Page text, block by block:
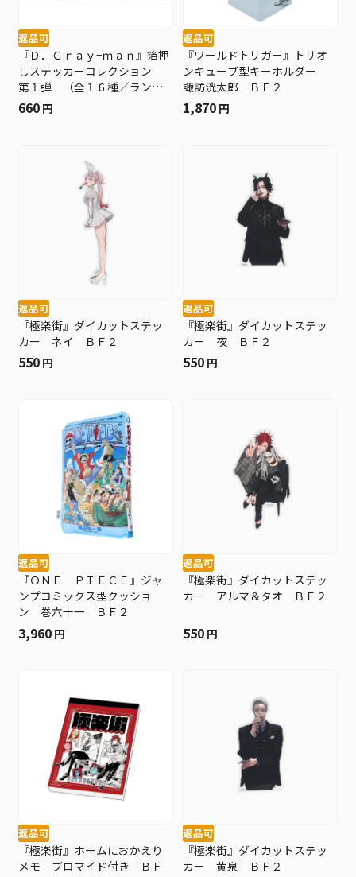
返品可
『Ｄ．Ｇｒａｙ−ｍａｎ』箔押
しステッカーコレクション
第１弾 （全１６種／ランダ
ム２種入り） ＢＦ２
660 円
返品可
『ワールドトリガー』トリオ
ンキューブ型キーホルダー
諏訪洸太郎 ＢＦ２
1,870 円
返品可
『極楽街』ダイカットステッ
カー ネイ ＢＦ２
550 円
返品可
『極楽街』ダイカットステッ
カー 夜 ＢＦ２
550 円
返品可
『ＯＮＥ ＰＩＥＣＥ』ジャ
ンプコミックス型クッショ
ン 巻六十一 ＢＦ２
3,960 円
返品可
『極楽街』ダイカットステッ
カー アルマ＆タオ ＢＦ２
550 円
返品可
『極楽街』ホームにおかえり
メモ ブロマイド付き ＢＦ
返品可
『極楽街』ダイカットステッ
カー 黄泉 ＢＦ２